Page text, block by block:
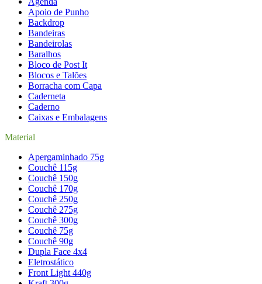
Apoio de Punho
Backdrop
Bandeiras
Bandeirolas
Baralhos
Bloco de Post It
Blocos e Talões
Borracha com Capa
Caderneta
Caderno
Caixas e Embalagens
Material
Apergaminhado 75g
Couchê 115g
Couchê 150g
Couchê 170g
Couchê 250g
Couchê 275g
Couchê 300g
Couchê 75g
Couchê 90g
Dupla Face 4x4
Eletrostático
Front Light 440g